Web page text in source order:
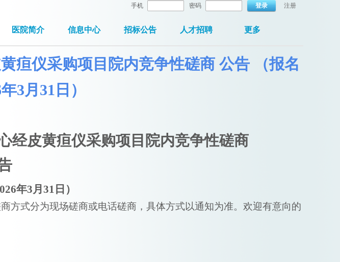
手机 密码 登录 注册
医院简介 信息中心 招标公告 人才招聘 更多
疸仪采购项目院内竞争性磋商 公告 （报名
3月31日）
经皮黄疸仪采购项目 院内竞争性磋商
6年3月 31 日）
方式分为现场磋商或电话磋商，具体方式以通知为准。欢迎有意向的